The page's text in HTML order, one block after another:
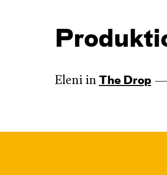
Eleni in The Drop